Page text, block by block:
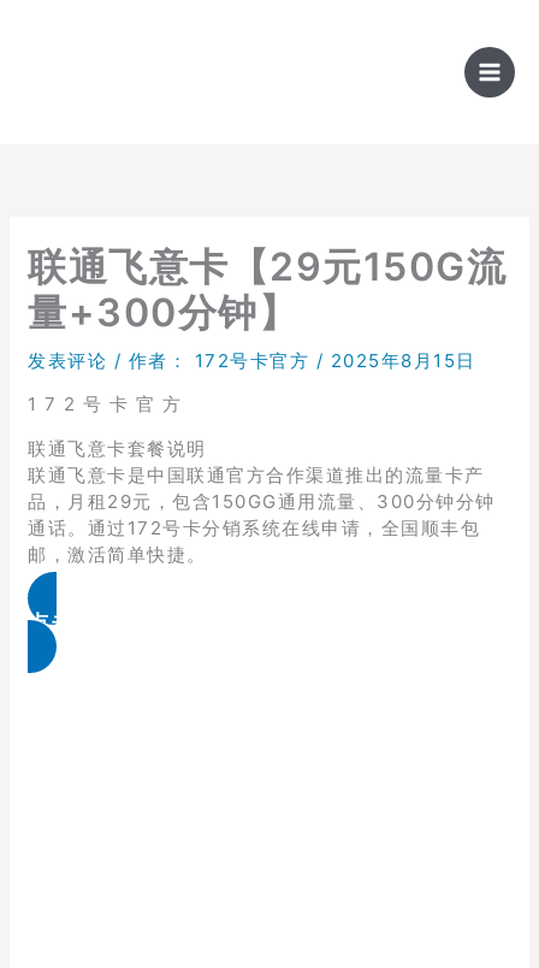
联通飞意卡【29元150G流
量+300分钟】
发表评论 / 作者： 172号卡官方 / 2025年8月15日
1 7 2 号 卡 官 方
联通飞意卡套餐说明
联通飞意卡是中国联通官方合作渠道推出的流量卡产
品，月租29元，包含150GG通用流量、300分钟分钟
通话。通过172号卡分销系统在线申请，全国顺丰包
邮，激活简单快捷。
点击免费领取